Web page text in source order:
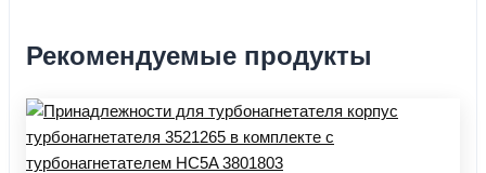
Рекомендуемые продукты